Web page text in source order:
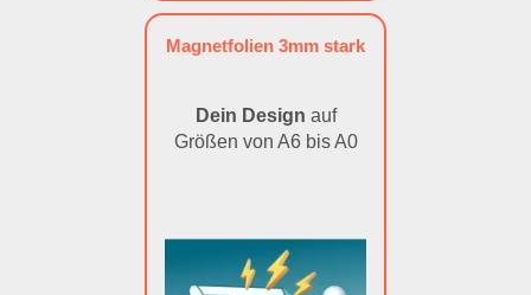
Magnetfolien 3mm stark
Dein Design auf
Größen von A6 bis A0